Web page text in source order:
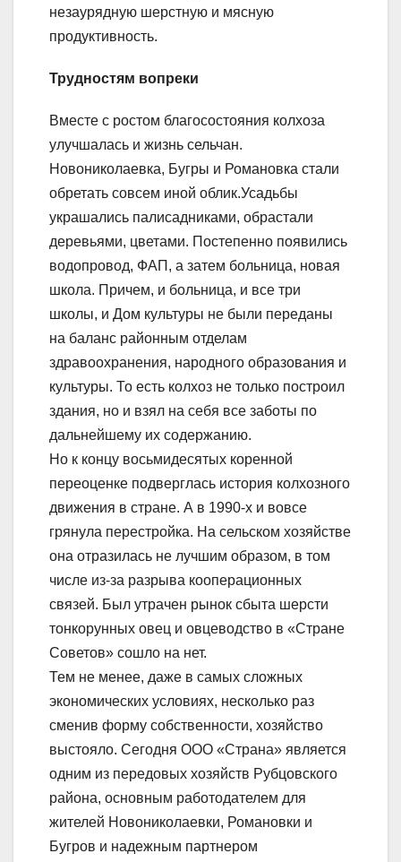
незаурядную шерстную и мясную
продуктивность.
Трудностям вопреки
Вместе с ростом благосостояния колхоза
улучшалась и жизнь сельчан.
Новониколаевка, Бугры и Романовка стали
обретать совсем иной облик.Усадьбы
украшались палисадниками, обрастали
деревьями, цветами. Постепенно появились
водопровод, ФАП, а затем больница, новая
школа. Причем, и больница, и все три
школы, и Дом культуры не были переданы
на баланс районным отделам
здравоохранения, народного образования и
культуры. То есть колхоз не только построил
здания, но и взял на себя все заботы по
дальнейшему их содержанию.
Но к концу восьмидесятых коренной
переоценке подверглась история колхозного
движения в стране. А в 1990-х и вовсе
грянула перестройка. На сельском хозяйстве
она отразилась не лучшим образом, в том
числе из-за разрыва кооперационных
связей. Был утрачен рынок сбыта шерсти
тонкорунных овец и овцеводство в «Стране
Советов» сошло на нет.
Тем не менее, даже в самых сложных
экономических условиях, несколько раз
сменив форму собственности, хозяйство
выстояло. Сегодня ООО «Страна» является
одним из передовых хозяйств Рубцовского
района, основным работодателем для
жителей Новониколаевки, Романовки и
Бугров и надежным партнером